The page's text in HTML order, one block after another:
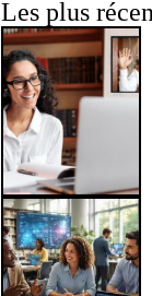
Les plus